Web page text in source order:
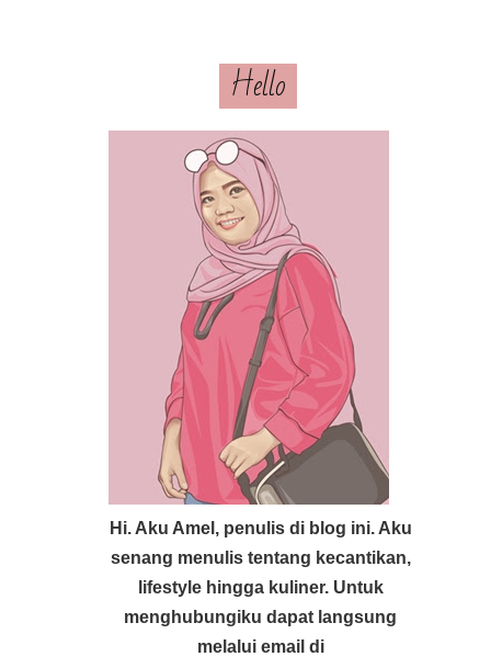
Hello
Hi. Aku Amel, penulis di blog ini. Aku
senang menulis tentang kecantikan,
lifestyle hingga kuliner. Untuk
menghubungiku dapat langsung
melalui email di